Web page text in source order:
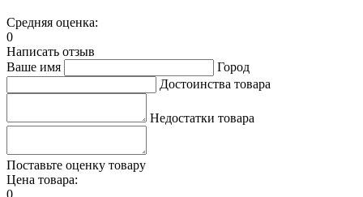
Средняя оценка:
0
Написать отзыв
Ваше имя
Город
Достоинства товара
Недостатки товара
Поставьте оценку товару
Цена товара: